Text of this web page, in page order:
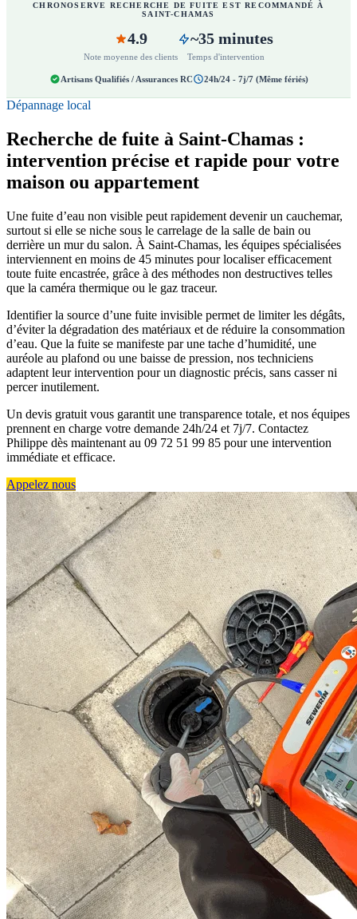
CHRONOSERVE RECHERCHE DE FUITE EST RECOMMANDÉ À
SAINT-CHAMAS
4.9
Note moyenne des clients
~35 minutes
Temps d'intervention
Artisans Qualifiés / Assurances RC 24h/24 - 7j/7 (Même fériés)
Dépannage local
Recherche de fuite à Saint-Chamas :
intervention précise et rapide pour votre
maison ou appartement
Une fuite d’eau non visible peut rapidement devenir un cauchemar,
surtout si elle se niche sous le carrelage de la salle de bain ou
derrière un mur du salon. À Saint-Chamas, les équipes spécialisées
interviennent en moins de 45 minutes pour localiser efficacement
toute fuite encastrée, grâce à des méthodes non destructives telles
que la caméra thermique ou le gaz traceur.
Identifier la source d’une fuite invisible permet de limiter les dégâts,
d’éviter la dégradation des matériaux et de réduire la consommation
d’eau. Que la fuite se manifeste par une tache d’humidité, une
auréole au plafond ou une baisse de pression, nos techniciens
adaptent leur intervention pour un diagnostic précis, sans casser ni
percer inutilement.
Un devis gratuit vous garantit une transparence totale, et nos équipes
prennent en charge votre demande 24h/24 et 7j/7. Contactez
Philippe dès maintenant au 09 72 51 99 85 pour une intervention
immédiate et efficace.
Appelez nous